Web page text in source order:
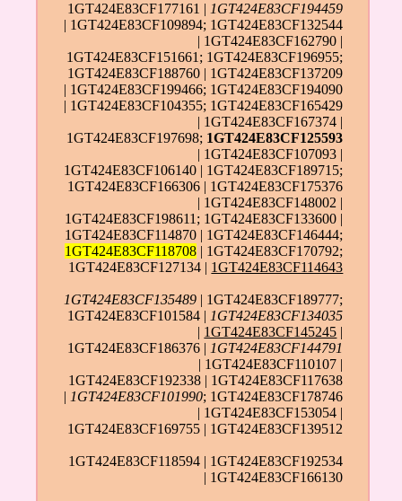
1GT424E83CF177161 |1GT424E83CF194459
| 1GT424E83CF109894; 1GT424E83CF132544
| 1GT424E83CF162790 |
1GT424E83CF151661; 1GT424E83CF196955;
1GT424E83CF188760 | 1GT424E83CF137209
| 1GT424E83CF199466; 1GT424E83CF194090
| 1GT424E83CF104355; 1GT424E83CF165429
| 1GT424E83CF167374 |
1GT424E83CF197698; 1GT424E83CF125593
| 1GT424E83CF107093 |
1GT424E83CF106140 | 1GT424E83CF189715;
1GT424E83CF166306 | 1GT424E83CF175376
| 1GT424E83CF148002 |
1GT424E83CF198611; 1GT424E83CF133600 |
1GT424E83CF114870 | 1GT424E83CF146444;
1GT424E83CF118708 | 1GT424E83CF170792;
1GT424E83CF127134 | 1GT424E83CF114643
1GT424E83CF135489 | 1GT424E83CF189777;
1GT424E83CF101584 |1GT424E83CF134035
| 1GT424E83CF145245 |
1GT424E83CF186376 |1GT424E83CF144791
| 1GT424E83CF110107 |
1GT424E83CF192338 | 1GT424E83CF117638
|1GT424E83CF101990; 1GT424E83CF178746
| 1GT424E83CF153054 |
1GT424E83CF169755 | 1GT424E83CF139512
1GT424E83CF118594 | 1GT424E83CF192534
| 1GT424E83CF166130